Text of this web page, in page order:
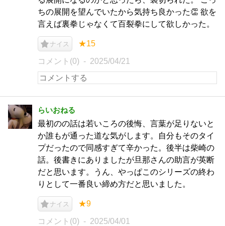
ちの展開を望んでいたから気持ち良かった👏 欲を
言えば裏拳じゃなくて百裂拳にして欲しかった。
ナイス ★15
コメント(0) 2025/04/21
らいおねる
最初のの話は若いころの後悔、言葉が足りないと
か誰もが通った道な気がします。自分もそのタイ
プだったので同感すぎて辛かった。後半は柴崎の
話。後書きにありましたが旦那さんの助言が英断
だと思います。うん、やっぱこのシリーズの終わ
りとして一番良い締め方だと思いました。
ナイス ★9
コメント(0) 2025/04/01